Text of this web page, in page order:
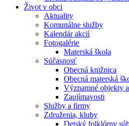
Život v obci
Aktuality
Komunálne služby
Kalendár akcií
Fotogalérie
Materská škola
Súčasnosť
Obecná knižnica
Obecná materská
Významné objekty
Zaujímavosti
Služby a firmy
Združenia, kluby
Detský folklórny